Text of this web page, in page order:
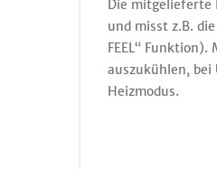
Die mitgelieferte
und misst z.B.
FEEL“
auszukühlen,
Heizmodus.